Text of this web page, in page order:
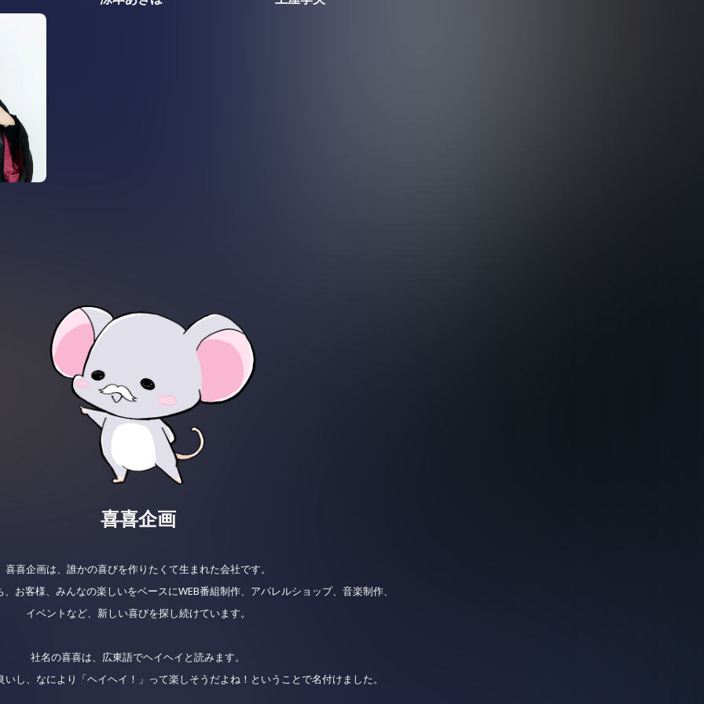
喜喜企画
喜喜企画は、誰かの喜びを作りたくて生まれた会社です。
お客様、みんなの楽しいをベースにWEB番組制作、アパレルショップ、音楽制作、
イベントなど、 新しい喜びを探し続けています。
社名の喜喜は、広東語でヘイヘイと読みます。
し、 なにより「ヘイヘイ！」って楽しそうだよね！ということで名付けました。